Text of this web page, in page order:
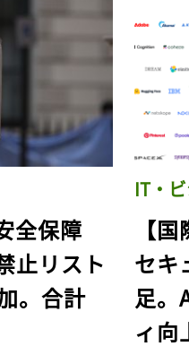
全保障
止リスト
。合計
IT・
【
セキ
足。
ィ向